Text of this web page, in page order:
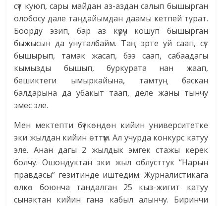
сүт куюп, сары майдан аз-аздан салып бышырган
олобосу дале таңдайымдан даамы кетпей турат.
Боорду эзип, бар аз күрүч кошуп бышырган
быжысын да унуталбайм. Таң эрте уй саап, сүт
бышырып, тамак жасап, бээ саап, сабаадагы
кымызды бышып, буркурата нан жаап,
бешиктеги ымыркайына, тамтуң баскан
балдарына да убакыт таап, деле жаны тынчу
эмес эле.
Мен мектепти бүткөндөн кийин университетке
эки жылдан кийин өттүм. Ал учурда конкурс катуу
эле. Анан дагы 2 жылдык эмгек стажы керек
болчу. Ошондуктан эки жыл облусттук “Нарын
правдасы” гезитинде иштедим. Журналистикага
өлкө боюнча тандалган 25 кыз-жигит катуу
сынактан кийин гана кабыл алынчу. Биринчи